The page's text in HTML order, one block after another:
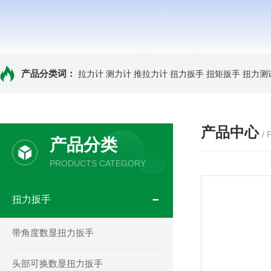
产品分类词： 拉力计 测力计 推拉力计 扭力扳手 扭矩扳手 扭力测
产品分类
PRODUCTS CATEGORY
扭力扳手
带角度数显扭力扳手
头部可换数显扭力扳手
产品中心 /